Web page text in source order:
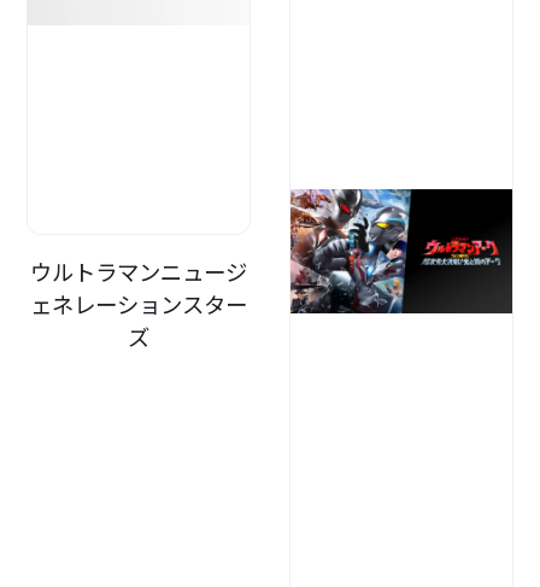
ウルトラマンニュージ
ェネレーションスター
ズ